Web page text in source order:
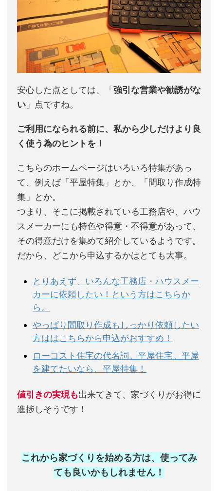
安心した点としては、「強引な営業や勧誘がな
い 」点ですね。
ご利用になられる前に、私から少しだけより良
く使う為のヒントを！
こちらのホームページはいろいろ特集があっ
て、例えば「平屋特集」とか、「間取り作成特
集」とか。
つまり、そこに掲載されている工務店や、ハウ
スメーカーにも特色や得意・不得意があって、
その得意だけを集めて紹介しているようです。
だから、どこから申込するかはとても大事。
とりあえず、いろんな工務店・ハウスメー
カーに依頼したい！という方はこちらか
ら。
やっぱり間取り作成もしっかり依頼したい
方ははこちらから申込がおすすめ！
ローコスト住宅の代名詞。平屋住宅。平屋
を建てたいなら、平屋特集！
値引きの実現も出来てきて、家づくりがお得に
進捗しそうです！
これから家づくりを始める方は、使ってみ
ても良いかもしれません ！